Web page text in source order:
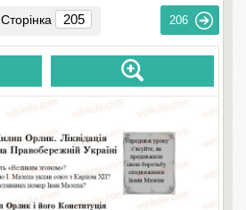
Сторінка 206